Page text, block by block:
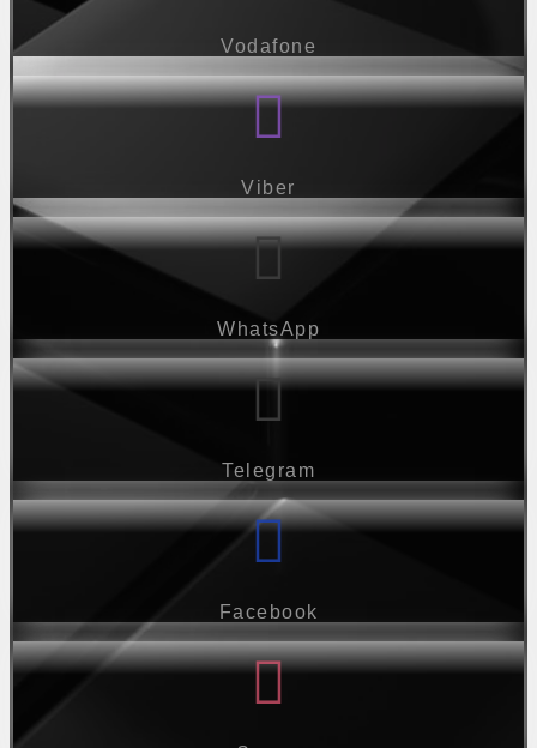
Vodafone
Viber
WhatsApp
Telegram
Facebook